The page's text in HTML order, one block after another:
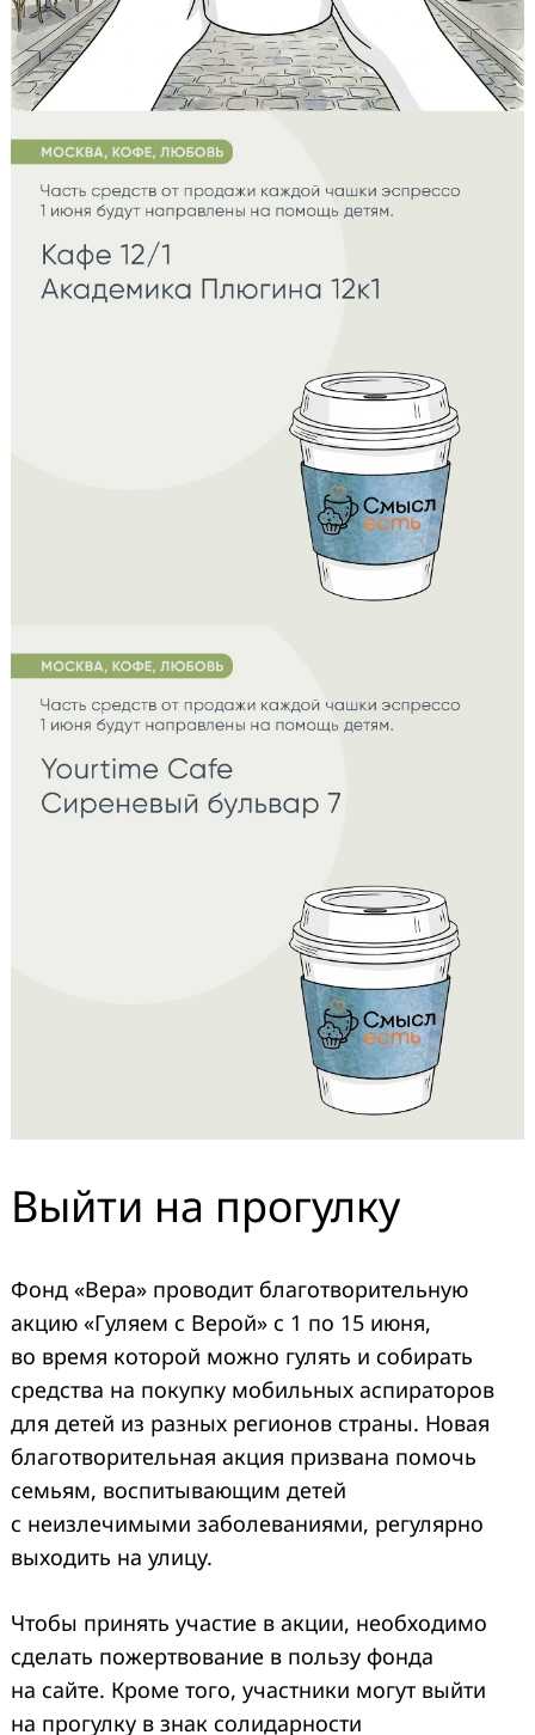
Выйти на прогулку
Фонд «Вера» проводит благотворительную
акцию «Гуляем с Верой» с 1 по 15 июня,
во время которой можно гулять и собирать
средства на покупку мобильных аспираторов
для детей из разных регионов страны. Новая
благотворительная акция призвана помочь
семьям, воспитывающим детей
с неизлечимыми заболеваниями, регулярно
выходить на улицу.
Чтобы принять участие в акции, необходимо
сделать пожертвование в пользу фонда
на сайте. Кроме того, участники могут выйти
на прогулку в знак солидарности